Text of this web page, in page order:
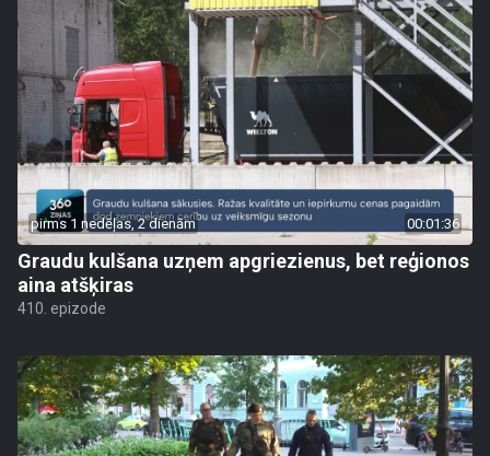
pirms 1 nedēļas, 2 dienām 00:01:36
Graudu kulšana uzņem apgriezienus, bet reģionos
aina atšķiras
410. epizode